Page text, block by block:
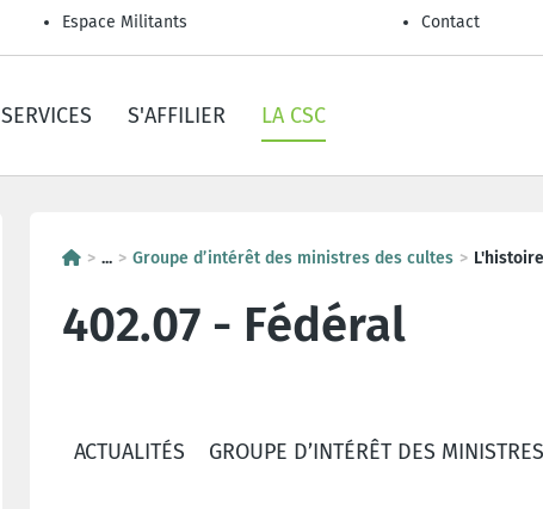
Espace Militants Contact
SERVICES S'AFFILIER LA CSC
... Groupe d’intérêt des ministres des cultes
402.07 - Fédéral
ACTUALITÉS GROUPE D’INTÉRÊT DES